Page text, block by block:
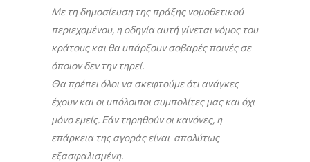
Με τη δημοσίευση της πράξης νομοθετικού
περιεχομένου, η οδηγία αυτή γίνεται νόμος του
κράτους και θα υπάρξουν σοβαρές ποινές σε
όποιον δεν την τηρεί.
Θα πρέπει όλοι να σκεφτούμε ότι ανάγκες
έχουν και οι υπόλοιποι συμπολίτες μας και όχι
μόνο εμείς. Εάν τηρηθούν οι κανόνες, η
επάρκεια της αγοράς είναι απολύτως
εξασφαλισμένη.